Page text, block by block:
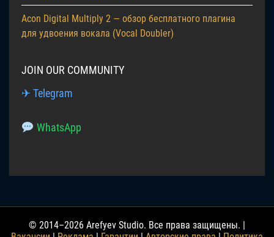
Acon Digital Multiply 2 — обзор бесплатного плагина
для удвоения вокала (Vocal Doubler)
JOIN OUR COMMUNITY
✈ Telegram
WhatsApp
© 2014–2026 Arefyev Studio. Все права защищены. |